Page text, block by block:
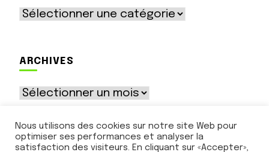
Catégories
ARCHIVES
Archives
Nous utilisons des cookies sur notre site Web pour
optimiser ses performances et analyser la
satisfaction des visiteurs. En cliquant sur «Accepter»,